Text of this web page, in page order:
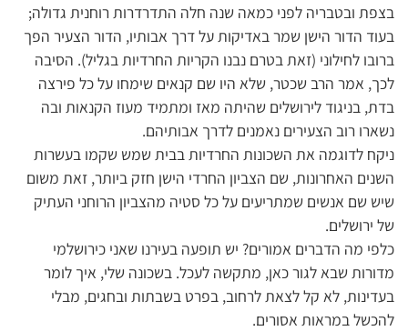
בצפת ובטבריה לפני כמאה שנה חלה התדרדרות רוחנית גדולה;
בעוד הדור הישן שמר באדיקות על דרך אבותיו, הדור הצעיר הפך
ברובו לחילוני (זאת בטרם נבנו הקריות החרדיות בגליל). הסיבה
לכך, אמר הרב שכטר, שלא היו שם קנאים שימחו על כל פירצה
בדת, בניגוד לירושלים שהיתה מאז ומתמיד מעוז הקנאות ובה
נשארו רוב הצעירים נאמנים לדרך אבותיהם.
ניקח לדוגמה את השכונות החרדיות בבית שמש שקמו בעשרות
השנים האחרונות, שם הצביון החרדי הישן חזק ביותר, זאת משום
שיש שם אנשים שמתריעים על כל סטיה מהצביון הרוחני העתיק
של ירושלים.
כלפי מה הדברים אמורים? יש תופעה בעירנו שאני כירושלמי
מדורות שבא לגור כאן, מתקשה לעכל. בשכונה שלי, איך לומר
בעדינות, לא קל לצאת לרחוב, בפרט בשבתות ובחגים, מבלי
להכשל במראות אסורים.